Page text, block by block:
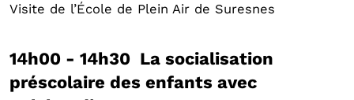
Visite de l’École de Plein Air de Suresnes
14h00 - 14h30 La socialisation
préscolaire des enfants avec